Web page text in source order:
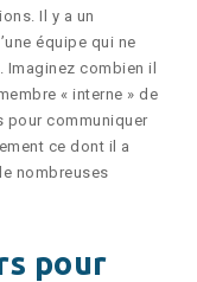
Il y a un
équipe qui ne
Imaginez combien il
« interne » de
pour communiquer
ce dont il a
nombreuses
pour